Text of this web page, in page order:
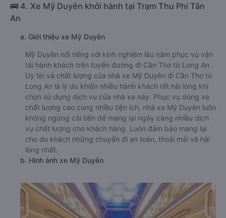
🚌 4. Xe Mỹ Duyên khởi hành tại Trạm Thu Phí Tân
An
a. Giới thiệu xe Mỹ Duyên
Mỹ Duyên nổi tiếng với kinh nghiệm lâu năm phục vụ vận
tải hành khách trên tuyến đường đi Cần Thơ từ Long An .
Uy tín và chất lượng của nhà xe Mỹ Duyên đi Cần Thơ từ
Long An là lý do khiến nhiều hành khách rất hài lòng khi
chọn sử dụng dịch vụ của nhà xe này. Phục vụ dòng xe
chất lượng cao cùng nhiều tiện ích, nhà xe Mỹ Duyên luôn
không ngừng cải tiến để mang lại ngày càng nhiều dịch
vụ chất lượng cho khách hàng. Luôn đảm bảo mang lại
cho du khách những chuyến đi an toàn, thoái mái và hài
lòng nhất.
b. Hình ảnh xe Mỹ Duyên